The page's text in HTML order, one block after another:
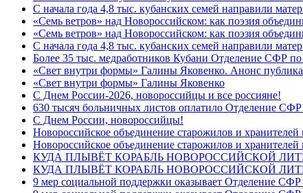
С начала года 4,8 тыс. кубанских семей направили
«Семь ветров» над Новороссийском: как поэзия
«Семь ветров» над Новороссийском: как поэзия
С начала года 4,8 тыс. кубанских семей направили
Более 35 тыс. медработников Кубани Отделение СФР
«Свет внутри формы» Галины Яковенко. Анонс
«Свет внутри формы» Галины Яковенко
C Днем России-2026, новороссийцы и все россияне!
630 тысяч больничных листов оплатило Отделение СФР
C Днем России, новороссийцы!
Новороссийское объединение старожилов и
Новороссийское объединение старожилов и
КУДА ПЛЫВЁТ КОРАБЛЬ НОВОРОССИЙСКОЙ
КУДА ПЛЫВЁТ КОРАБЛЬ НОВОРОССИЙСКОЙ
9 мер социальной поддержки оказывает Отделение